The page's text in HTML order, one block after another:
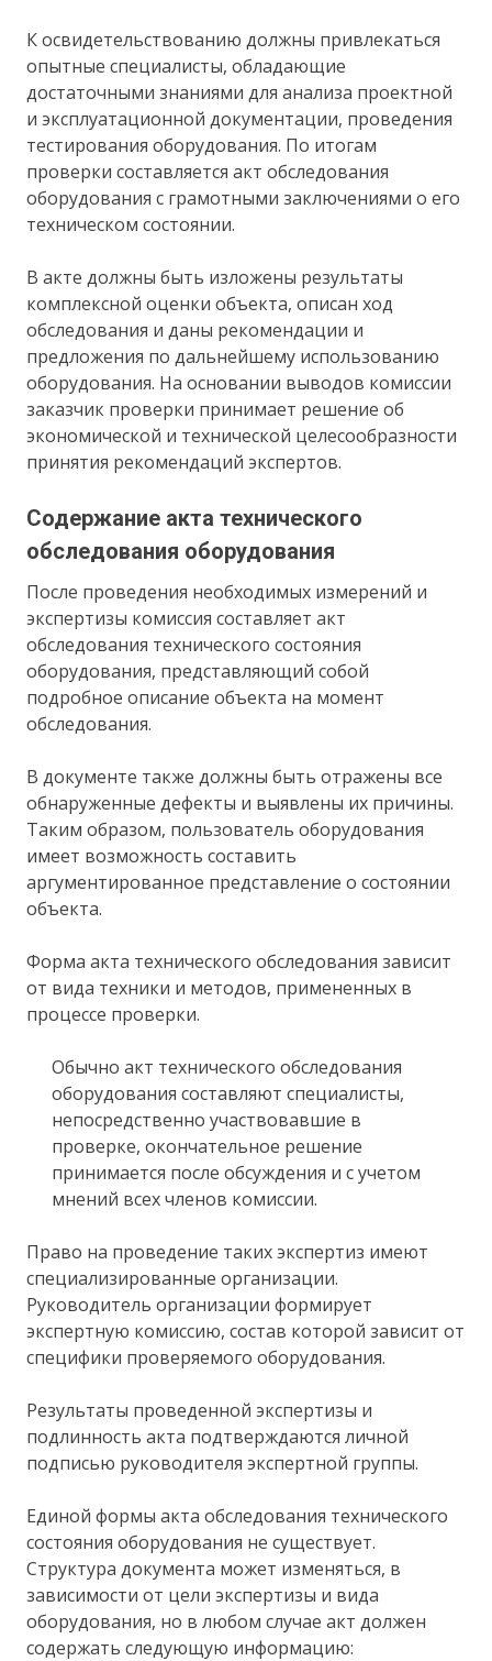
К освидетельствованию должны привлекаться
опытные специалисты, обладающие
достаточными знаниями для анализа проектной
и эксплуатационной документации, проведения
тестирования оборудования. По итогам
проверки составляется акт обследования
оборудования с грамотными заключениями о его
техническом состоянии.
В акте должны быть изложены результаты
комплексной оценки объекта, описан ход
обследования и даны рекомендации и
предложения по дальнейшему использованию
оборудования. На основании выводов комиссии
заказчик проверки принимает решение об
экономической и технической целесообразности
принятия рекомендаций экспертов.
Содержание акта технического
обследования оборудования
После проведения необходимых измерений и
экспертизы комиссия составляет акт
обследования технического состояния
оборудования, представляющий собой
подробное описание объекта на момент
обследования.
В документе также должны быть отражены все
обнаруженные дефекты и выявлены их причины.
Таким образом, пользователь оборудования
имеет возможность составить
аргументированное представление о состоянии
объекта.
Форма акта технического обследования зависит
от вида техники и методов, примененных в
процессе проверки.
Обычно акт технического обследования
оборудования составляют специалисты,
непосредственно участвовавшие в
проверке, окончательное решение
принимается после обсуждения и с учетом
мнений всех членов комиссии.
Право на проведение таких экспертиз имеют
специализированные организации.
Руководитель организации формирует
экспертную комиссию, состав которой зависит от
специфики проверяемого оборудования.
Результаты проведенной экспертизы и
подлинность акта подтверждаются личной
подписью руководителя экспертной группы.
Единой формы акта обследования технического
состояния оборудования не существует.
Структура документа может изменяться, в
зависимости от цели экспертизы и вида
оборудования, но в любом случае акт должен
содержать следующую информацию: